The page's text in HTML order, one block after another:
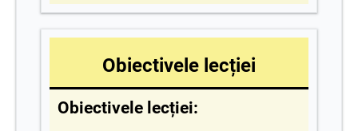
Obiectivele lecției
Obiectivele lecției: